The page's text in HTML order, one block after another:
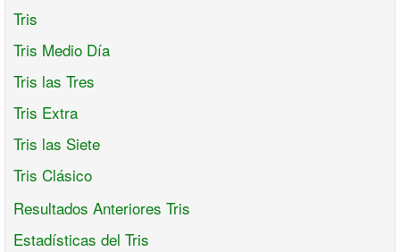
Tris
Tris Medio Día
Tris las Tres
Tris Extra
Tris las Siete
Tris Clásico
Resultados Anteriores Tris
Estadísticas del Tris